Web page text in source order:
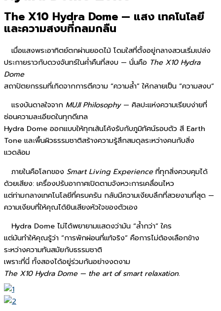
The X10 Hydra Dome — แสง เทคโนโลยี
และความสงบที่กลมกลืน
เมื่อแสงพระอาทิตย์ตกผ่านยอดไม้ โดมใสที่ตั้งอยู่กลางสวนเริ่มเปล่ง
ประกายราวกับดวงจันทร์ในค่ำคืนที่สงบ — นั่นคือ The X10 Hydra
Dome
สถาปัตยกรรมที่เกิดจากการตีความ “ความล้ำ” ให้กลายเป็น “ความสงบ”
แรงบันดาลใจจาก MUJI Philosophy— ศิลปะแห่งความเรียบง่ายที่
ซ่อนความละเอียดในทุกดีเทล
Hydra Dome ออกแบบให้ทุกเส้นโค้งรับกับภูมิทัศน์รอบตัว สี Earth
Tone และพื้นผิวธรรมชาติสร้างความรู้สึกสมดุลระหว่างคนกับสิ่ง
แวดล้อม
ภายในคือโลกของ Smart Living Experienceที่ทุกสิ่งควบคุมได้
ด้วยเสียง: เครื่องปรับอากาศเปิดตามจังหวะการเคลื่อนไหว
แต่ท่ามกลางเทคโนโลยีที่ครบครัน กลับมีความเงียบลึกที่สวยงามที่สุด —
ความเงียบที่ให้คุณได้ยินเสียงหัวใจของตัวเอง
Hydra Dome ไม่ได้พยายามแสดงว่ามัน “ล้ำกว่า” ใคร
แต่มันทำให้คุณรู้ว่า “การพักผ่อนที่แท้จริง” คือการไม่ต้องเลือกข้าง
ระหว่างความทันสมัยกับธรรมชาติ
เพราะที่นี่ ทั้งสองได้อยู่ร่วมกันอย่างงดงาม
The X10 Hydra Dome — the art of smart relaxation.